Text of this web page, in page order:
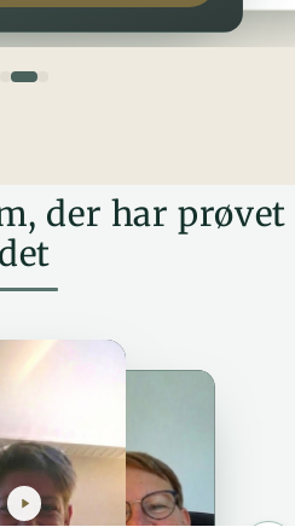
der har prøvet
det